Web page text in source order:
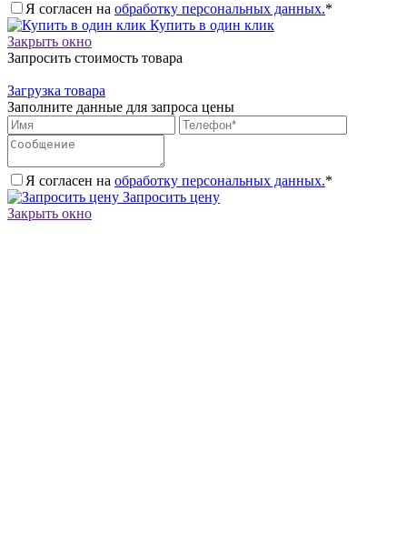
Я согласен на обработку персональных данных.*
Купить в один клик
Закрыть окно
Запросить стоимость товара
Загрузка товара
Заполните данные для запроса цены
Я согласен на обработку персональных данных.*
Запросить цену
Закрыть окно